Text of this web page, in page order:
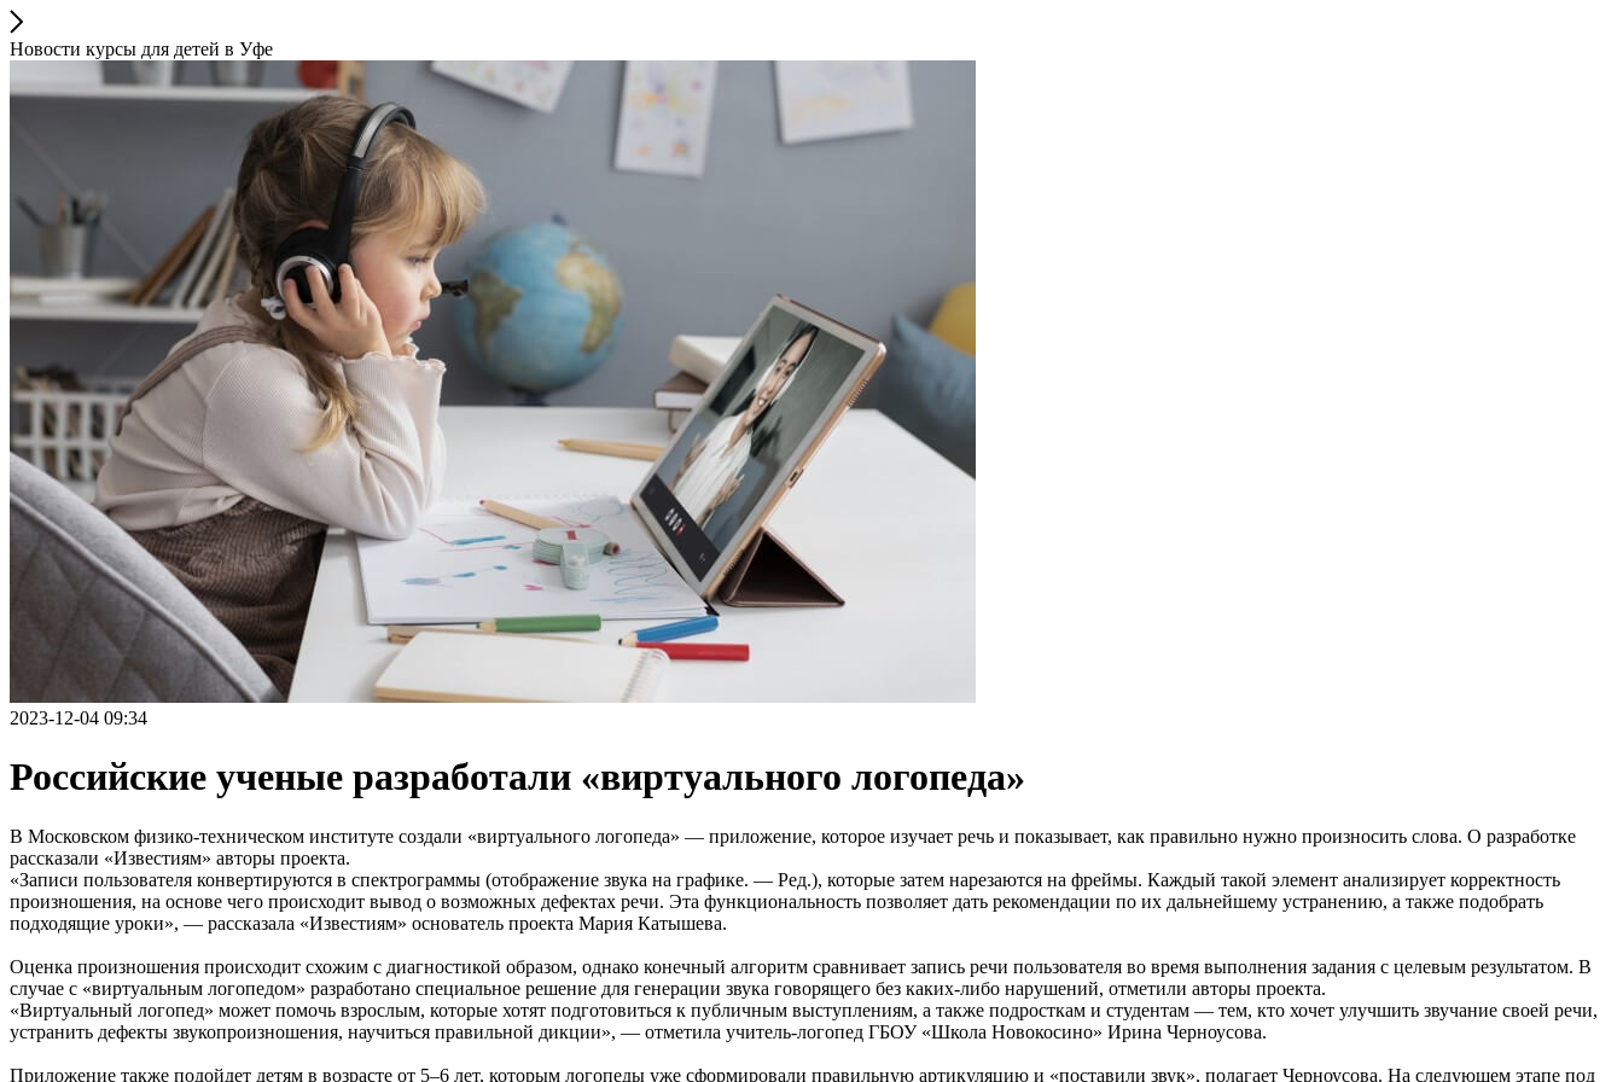
Новости курсы для детей в Уфе
2023-12-04 09:34
Российские ученые разработали «виртуального логопеда»
В Московском физико-техническом институте создали «виртуального логопеда» — приложение, которое изучает речь и показывает, как правильно нужно произносить слова. О разработке
рассказали «Известиям» авторы проекта.
«Записи пользователя конвертируются в спектрограммы (отображение звука на графике. — Ред.), которые затем нарезаются на фреймы. Каждый такой элемент анализирует корректность
произношения, на основе чего происходит вывод о возможных дефектах речи. Эта функциональность позволяет дать рекомендации по их дальнейшему устранению, а также подобрать
подходящие уроки», — рассказала «Известиям» основатель проекта Мария Катышева.
Оценка произношения происходит схожим с диагностикой образом, однако конечный алгоритм сравнивает запись речи пользователя во время выполнения задания с целевым результатом. В
случае с «виртуальным логопедом» разработано специальное решение для генерации звука говорящего без каких-либо нарушений, отметили авторы проекта.
«Виртуальный логопед» может помочь взрослым, которые хотят подготовиться к публичным выступлениям, а также подросткам и студентам — тем, кто хочет улучшить звучание своей речи,
устранить дефекты звукопроизношения, научиться правильной дикции», — отметила учитель-логопед ГБОУ «Школа Новокосино» Ирина Черноусова.
Приложение также подойдет детям в возрасте от 5–6 лет, которым логопеды уже сформировали правильную артикуляцию и «поставили звук», полагает Черноусова. На следующем этапе под